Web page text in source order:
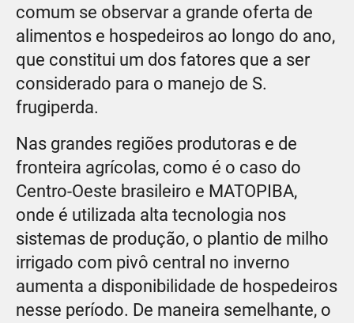
comum se observar a grande oferta de
alimentos e hospedeiros ao longo do ano,
que constitui um dos fatores que a ser
considerado para o manejo de S.
frugiperda.
Nas grandes regiões produtoras e de
fronteira agrícolas, como é o caso do
Centro-Oeste brasileiro e MATOPIBA,
onde é utilizada alta tecnologia nos
sistemas de produção, o plantio de milho
irrigado com pivô central no inverno
aumenta a disponibilidade de hospedeiros
nesse período. De maneira semelhante, o